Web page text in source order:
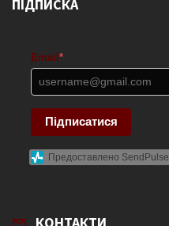
ПІДПИСКА
Email *
Підписатися
Предоставлено SendPulse